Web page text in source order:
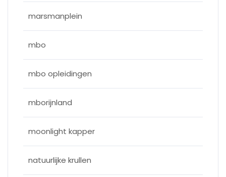
marsmanplein
mbo
mbo opleidingen
mborijnland
moonlight kapper
natuurlijke krullen